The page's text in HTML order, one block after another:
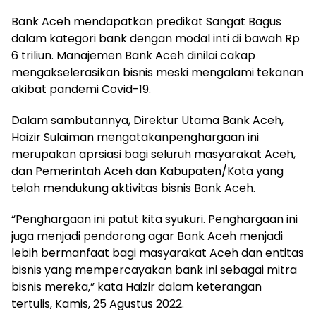
Bank Aceh mendapatkan predikat Sangat Bagus
dalam kategori bank dengan modal inti di bawah Rp
6 triliun. Manajemen Bank Aceh dinilai cakap
mengakselerasikan bisnis meski mengalami tekanan
akibat pandemi Covid-19.
Dalam sambutannya, Direktur Utama Bank Aceh,
Haizir Sulaiman mengatakanpenghargaan ini
merupakan aprsiasi bagi seluruh masyarakat Aceh,
dan Pemerintah Aceh dan Kabupaten/Kota yang
telah mendukung aktivitas bisnis Bank Aceh.
“Penghargaan ini patut kita syukuri. Penghargaan ini
juga menjadi pendorong agar Bank Aceh menjadi
lebih bermanfaat bagi masyarakat Aceh dan entitas
bisnis yang mempercayakan bank ini sebagai mitra
bisnis mereka,” kata Haizir dalam keterangan
tertulis, Kamis, 25 Agustus 2022.